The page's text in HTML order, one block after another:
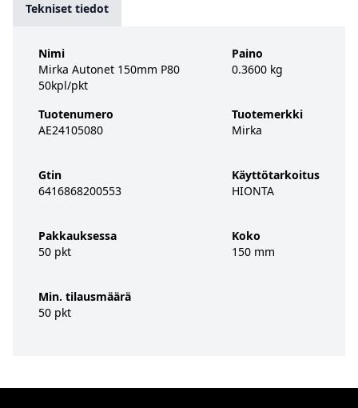
Tekniset tiedot
Nimi
Mirka Autonet 150mm P80
50kpl/pkt
Tuotenumero
AE24105080
Gtin
6416868200553
Pakkauksessa
50 pkt
Min. tilausmäärä
50 pkt
Paino
0.3600 kg
Tuotemerkki
Mirka
Käyttötarkoitus
HIONTA
Koko
150 mm